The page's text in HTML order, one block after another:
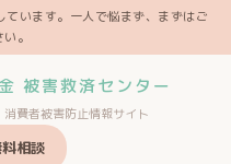
います。一人で悩まず、まずはご
。
被害救済センター
費者被害防止情報サイト
相談